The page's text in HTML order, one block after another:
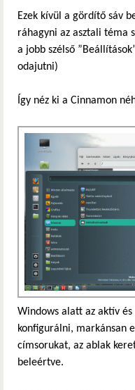
Ezek kívül a gördítő sáv
ráhagyni az asztali téma
a jobb szélső
odajutni)
Így néz ki a Cinnamon
Windows alatt az aktív
konfigurálni, markánsan
címsorukat, az ablak
beleértve.